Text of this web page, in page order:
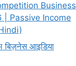
Business
| Passive Income
बिज़नेस आइडिया